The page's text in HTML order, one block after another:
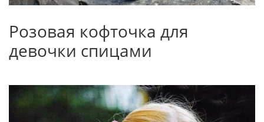
Розовая кофточка для
девочки спицами